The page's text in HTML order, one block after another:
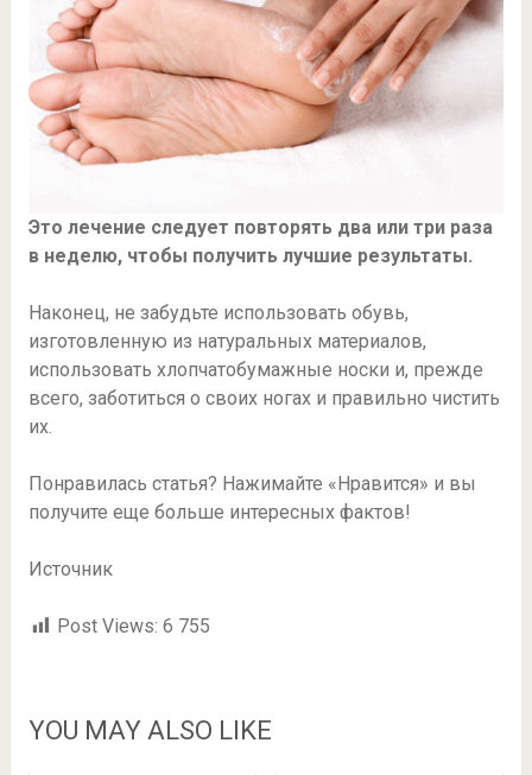
Это лечение следует повторять два или три раза
в неделю, чтобы получить лучшие результаты.
Наконец, не забудьте использовать обувь,
изготовленную из натуральных материалов,
использовать хлопчатобумажные носки и, прежде
всего, заботиться о своих ногах и правильно чистить
их.
Понравилась статья? Нажимайте «Нравится» и вы
получите еще больше интересных фактов!
Источник
Post Views: 6 755
YOU MAY ALSO LIKE